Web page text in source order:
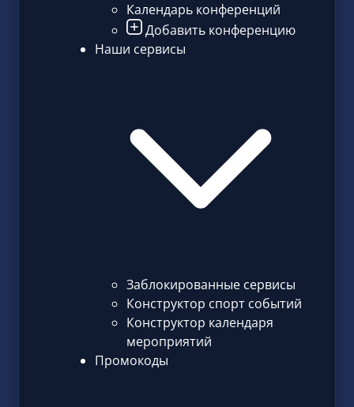
Календарь конференций
Добавить конференцию
Наши сервисы
Заблокированные сервисы
Конструктор спорт событий
Конструктор календаря
мероприятий
Промокоды